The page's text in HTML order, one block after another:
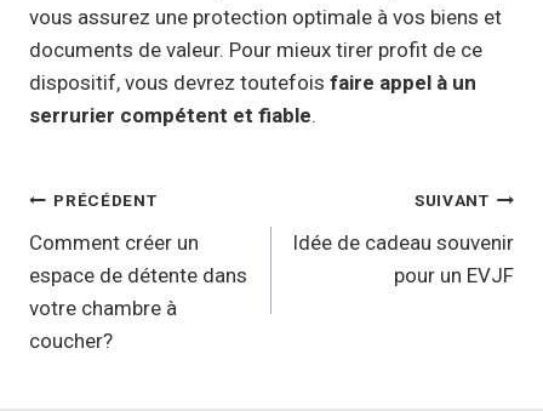
vous assurez une protection optimale à vos biens et
documents de valeur. Pour mieux tirer profit de ce
dispositif, vous devrez toutefois faire appel à un
serrurier compétent et fiable.
Navigation
de
l’article
PRÉCÉDENT
Comment créer un
espace de détente dans
votre chambre à
coucher?
SUIVANT
Idée de cadeau souvenir
pour un EVJF